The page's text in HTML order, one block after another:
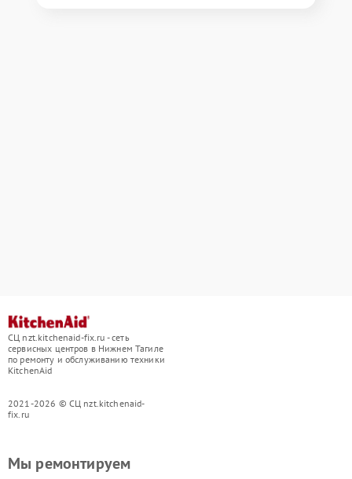
СЦ nzt.kitchenaid-fix.ru - сеть
сервисных центров в Нижнем Тагиле
по ремонту и обслуживанию техники
KitchenAid
2021-2026 © СЦ nzt.kitchenaid-
fix.ru
Мы ремонтируем